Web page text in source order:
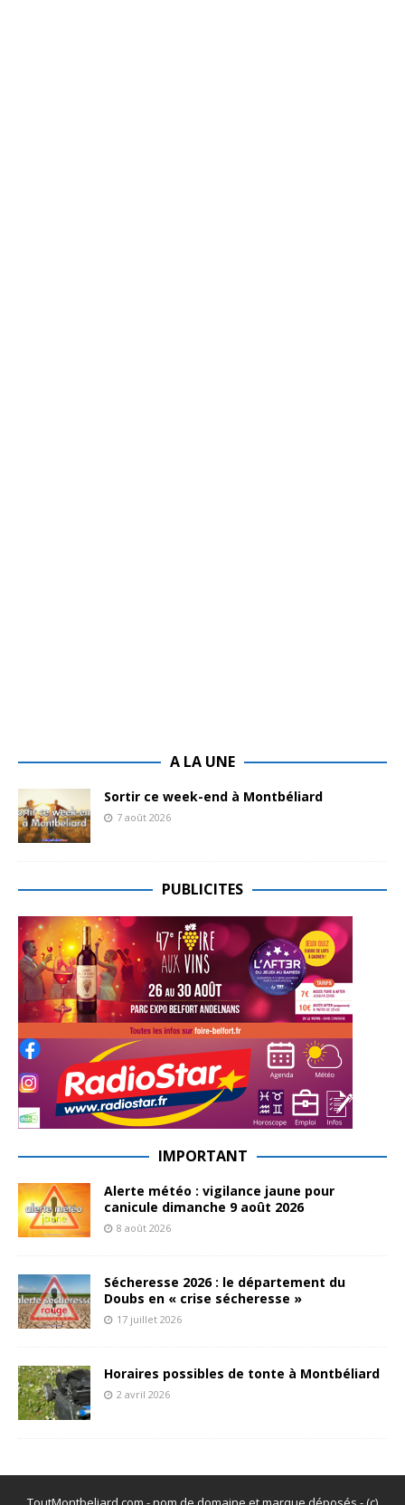
A LA UNE
Sortir ce week-end à Montbéliard
7 août 2026
PUBLICITES
IMPORTANT
Alerte météo : vigilance jaune pour
canicule dimanche 9 août 2026
8 août 2026
Sécheresse 2026 : le département du
Doubs en « crise sécheresse »
17 juillet 2026
Horaires possibles de tonte à Montbéliard
2 avril 2026